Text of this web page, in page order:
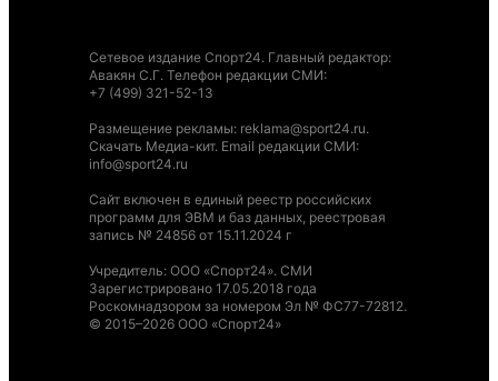
Сетевое издание Спорт24. Главный редактор:
Авакян С.Г. Телефон редакции СМИ:
+7 (499) 321-52-13
Размещение рекламы: reklama@sport24.ru.
Скачать Медиа-кит. Email редакции СМИ:
info@sport24.ru
Сайт включен в единый реестр российских
программ для ЭВМ и баз данных, реестровая
запись № 24856 от 15.11.2024 г
Учредитель: ООО «Спорт24». СМИ
Зарегистрировано 17.05.2018 года
Роскомнадзором за номером Эл № ФС77-72812.
© 2015–2026 ООО «Спорт24»